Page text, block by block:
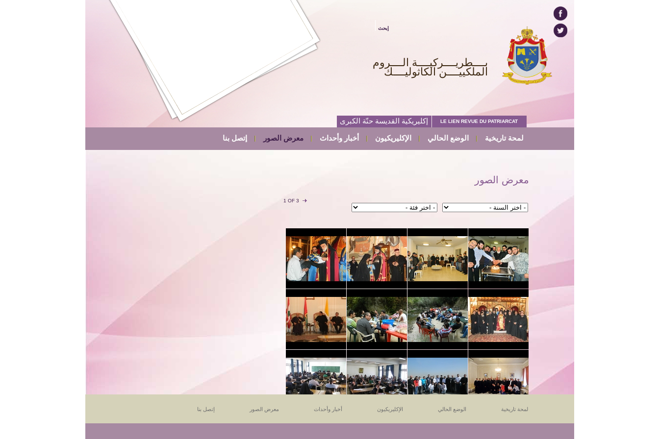
بــــطريــــركيــــة الــــروم
الملكييــــن الكاثوليــــك
إبحث
إكليريكية القديسة حنّة الكبرى LE LIEN REVUE DU PATRIARCAT
لمحة تاريخية الوضع الحالي الإكليريكيون أخبار وأحداث معرض الصور إتصل بنا
معرض الصور
1 OF 3
لمحة تاريخية الوضع الحالي الإكليريكيون أخبار وأحداث معرض الصور إتصل بنا